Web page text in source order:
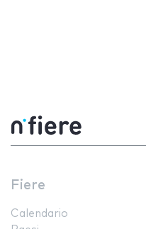
Fiere
Calendario